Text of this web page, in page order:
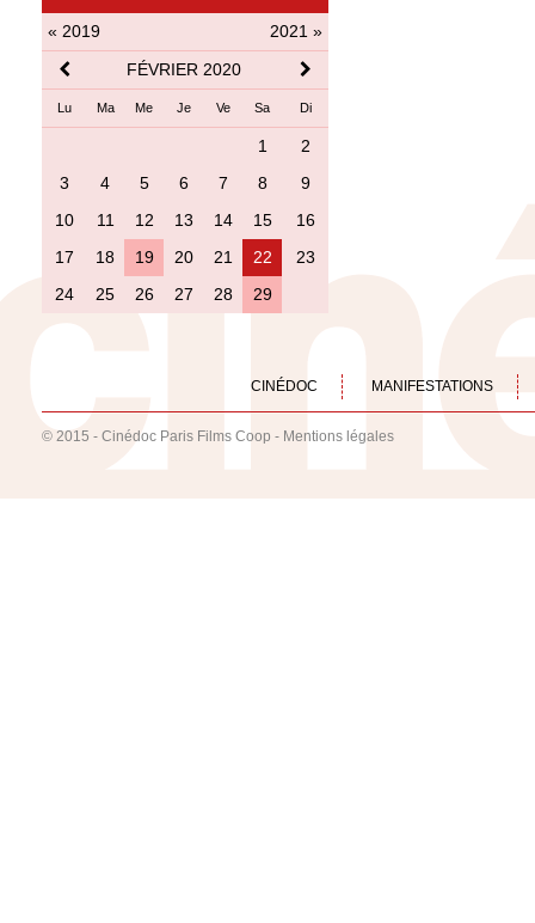
« 2019
2021 »
FÉVRIER 2020
Lu Ma Me Je Ve Sa Di
1
2
3
4 5 6 7 8
9
10
11 12 13 14 15
16
17
18 19 20 21 22
23
24
25 26 27 28 29
CINÉDOC MANIFESTATIONS
© 2015 - Cinédoc Paris Films Coop - Mentions légales